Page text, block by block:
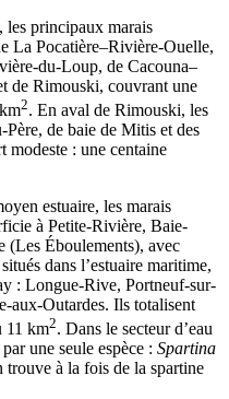
les principaux marais
La Pocatière–Rivière-Ouelle,
du-Loup, de Cacouna–
de Rimouski, couvrant une
2. En aval de Rimouski, les
de baie de Mitis et des
modeste : une centaine
estuaire, les marais
à Petite-Rivière, Baie-
(Les Éboulements), avec
dans l’estuaire maritime,
: Longue-Rive, Portneuf-sur-
aux-Outardes. Ils totalisent
11 km2. Dans le secteur d’eau
une seule espèce : Spartina
trouve à la fois de la spartine